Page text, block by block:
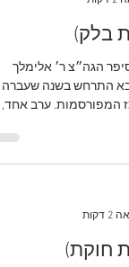
בלק)
הגה״צ ר׳ אלימלך
התרחש בשנה שעברה
המפורסמות. ערב אחד,
חוקת)